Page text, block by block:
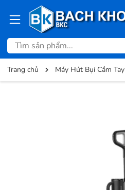
Trang chủ Máy Hút Bụi Cầm Tay